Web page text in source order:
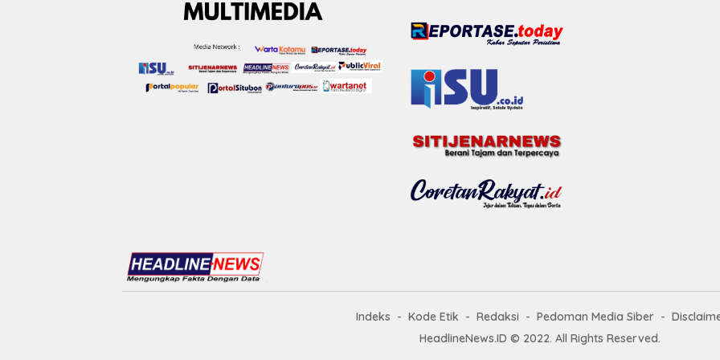
Indeks Kode Etik Redaksi Pedoman Media Siber
HeadlineNews.ID © 2022. All Rights Reserved.